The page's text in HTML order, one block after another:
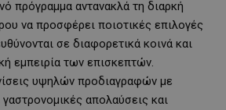
πρόγραμμα αντανακλά τη διαρκή
να προσφέρει ποιοτικές επιλογές
σε διαφορετικά κοινά και
εμπειρία των επισκεπτών.
υψηλών προδιαγραφών με
απολαύσεις και